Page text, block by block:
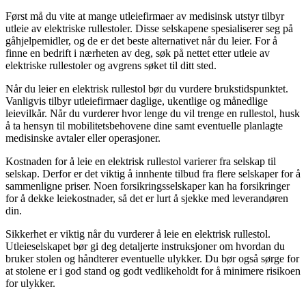
Først må du vite at mange utleiefirmaer av medisinsk utstyr tilbyr
utleie av elektriske rullestoler. Disse selskapene spesialiserer seg på
gåhjelpemidler, og de er det beste alternativet når du leier. For å
finne en bedrift i nærheten av deg, søk på nettet etter utleie av
elektriske rullestoler og avgrens søket til ditt sted.
Når du leier en elektrisk rullestol bør du vurdere brukstidspunktet.
Vanligvis tilbyr utleiefirmaer daglige, ukentlige og månedlige
leievilkår. Når du vurderer hvor lenge du vil trenge en rullestol, husk
å ta hensyn til mobilitetsbehovene dine samt eventuelle planlagte
medisinske avtaler eller operasjoner.
Kostnaden for å leie en elektrisk rullestol varierer fra selskap til
selskap. Derfor er det viktig å innhente tilbud fra flere selskaper for å
sammenligne priser. Noen forsikringsselskaper kan ha forsikringer
for å dekke leiekostnader, så det er lurt å sjekke med leverandøren
din.
Sikkerhet er viktig når du vurderer å leie en elektrisk rullestol.
Utleieselskapet bør gi deg detaljerte instruksjoner om hvordan du
bruker stolen og håndterer eventuelle ulykker. Du bør også sørge for
at stolene er i god stand og godt vedlikeholdt for å minimere risikoen
for ulykker.